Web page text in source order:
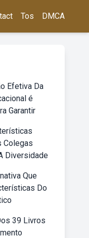
Tos DMCA
Efetiva Da
é
Garantir
Colegas
Diversidade
Que
Do
39 Livros